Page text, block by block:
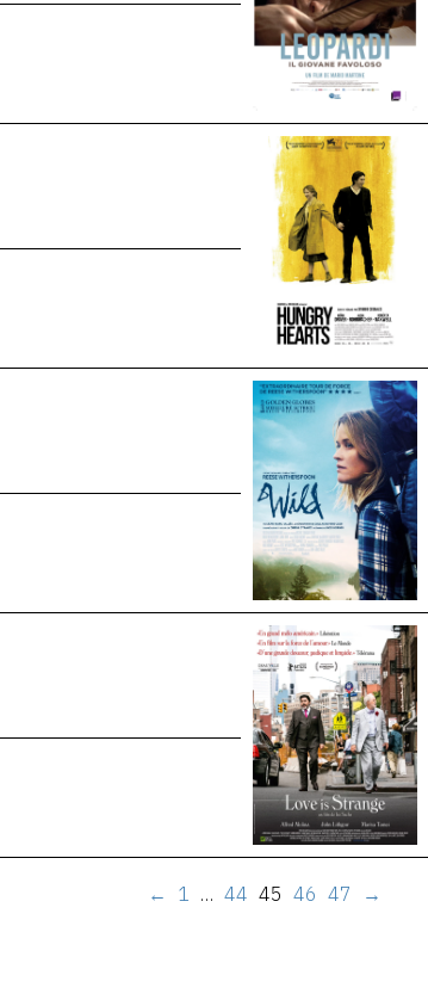
← 1 … 44 45 46 47 →